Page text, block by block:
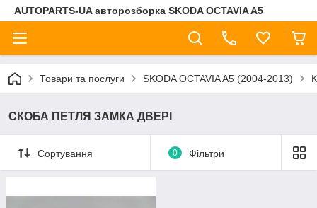
AUTOPARTS-UA авторозборка SKODA OCTAVIA A5
Товари та послуги SKODA OCTAVIA A5 (2004-2013)
СКОБА ПЕТЛЯ ЗАМКА ДВЕРІ
Сортування 0 Фільтри